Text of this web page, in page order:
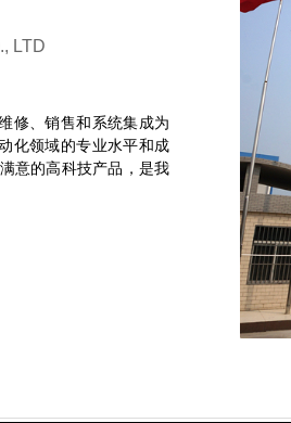
修、销售和系统集成为
化领域的专业水平和成
意的高科技产品，是我
LTD